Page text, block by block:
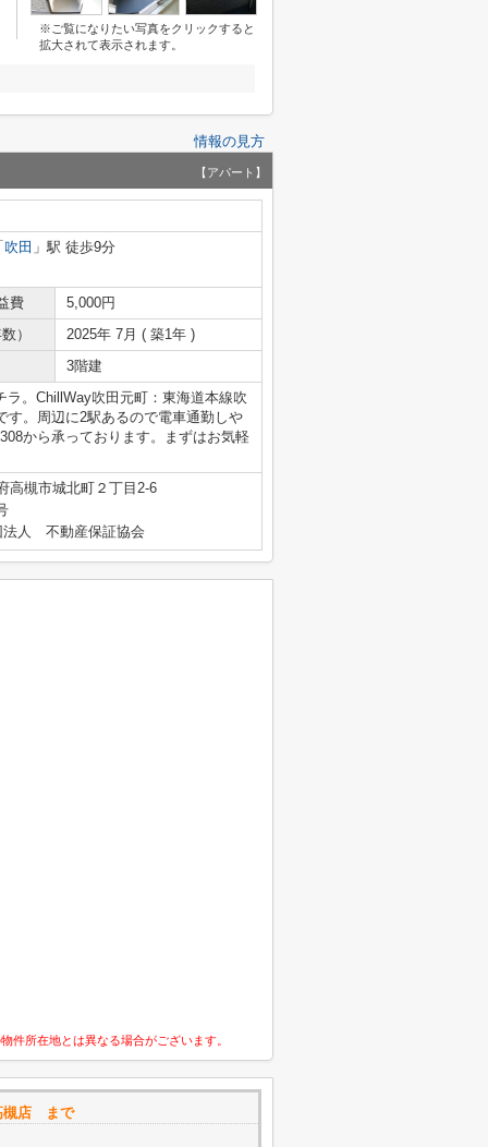
※ご覧になりたい写真をクリックすると
拡大されて表示されます。
情報の見方
【アパート】
吹田 」駅 徒歩9分
費
5,000円
）
2025年 7月 ( 築1年 )
3階建
。ChillWay吹田元町：東海道本線吹
す。周辺に2駅あるので電車通勤しや
から承っております。まずはお気軽
高槻市城北町２丁目2-6
法人 不動産保証協会
件所在地とは異なる場合がございます。
槻店 まで